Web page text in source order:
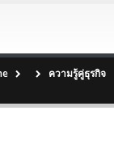
ความรู้คู่ธุรกิจ